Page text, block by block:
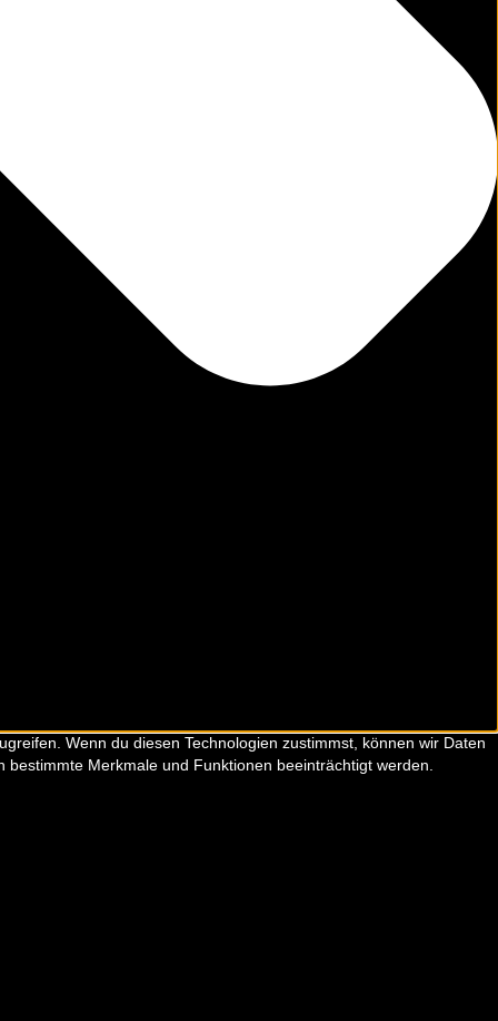
Wenn du diesen Technologien zustimmst, können wir Daten
Merkmale und Funktionen beeinträchtigt werden.